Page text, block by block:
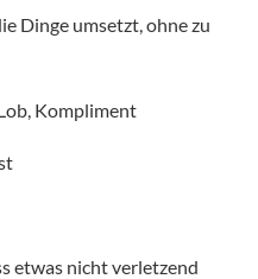
Dinge umsetzt, ohne zu
Kompliment
etwas nicht verletzend